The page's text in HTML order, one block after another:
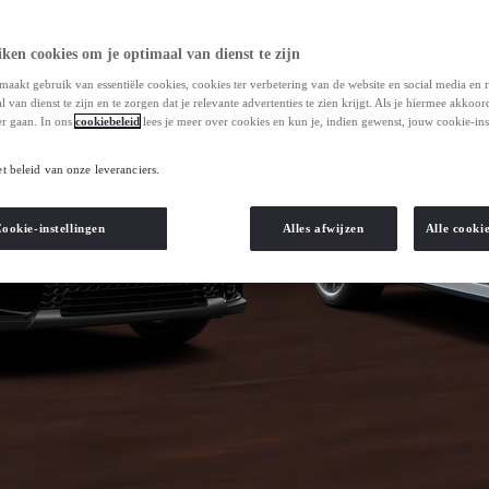
cookies om je optimaal van dienst te zijn
gebruik van essentiële cookies, cookies ter verbetering van de website en social media en
van dienst te zijn en te zorgen dat je relevante advertenties te zien krijgt. Als je hiermee
gaan. In ons cookiebeleid lees je meer over cookies en kun je, indien gewenst, jouw cookie-
beleid van onze leveranciers.
instellingen Alles afwijzen Alle